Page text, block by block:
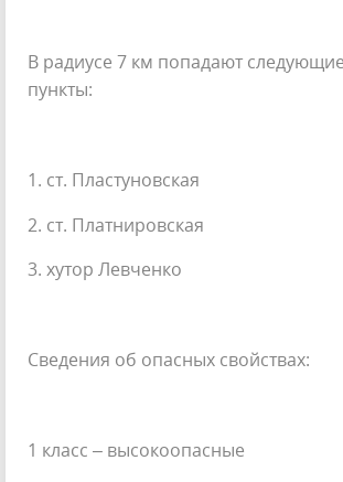
В радиусе 7 км попадают
пункты:
1. ст. Пластуновская
2. ст. Платнировская
3. хутор Левченко
Сведения об опасных свойствах:
1 класс – высокоопасные